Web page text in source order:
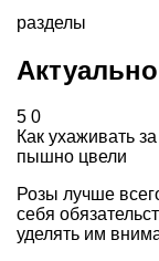
разделы
Актуально
5 0
Как ухаживать
пышно цвели
Розы лучше
себя
уделять им